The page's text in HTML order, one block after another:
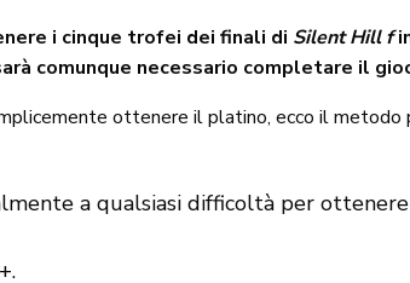
i cinque trofei dei finali di Silent Hill f
comunque necessario completare il
ottenere il platino, ecco il metodo
a qualsiasi difficoltà per ottenere